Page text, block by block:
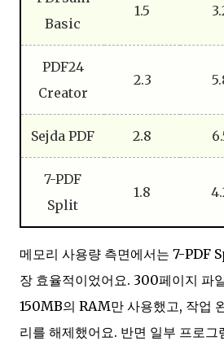
Basic
1.5
PDF24
Creator
2.3
Sejda PDF 2.8
7-PDF
Split
1.8
메모리 사용량 측면에서는 7-PDF
장 효율적이었어요. 300페이지 파
150MB의 RAM만 사용했고, 작업
리를 해제했어요. 반면 일부 프로그